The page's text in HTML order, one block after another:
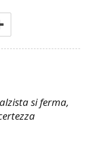
si ferma,